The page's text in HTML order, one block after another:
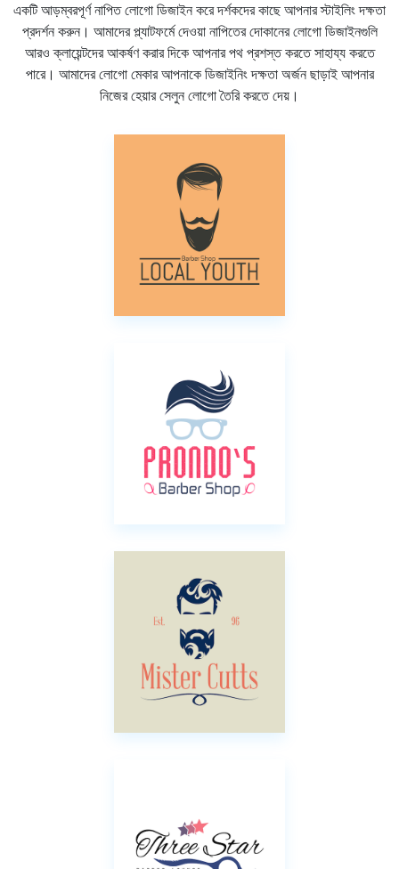
একটি আড়ম্বরপূর্ণ নাপিত লোগো ডিজাইন করে দর্শকদের কাছে আপনার স্টাইলিং দক্ষতা
প্রদর্শন করুন। আমাদের প্ল্যাটফর্মে দেওয়া নাপিতের দোকানের লোগো ডিজাইনগুলি
আরও ক্লায়েন্টদের আকর্ষণ করার দিকে আপনার পথ প্রশস্ত করতে সাহায্য করতে
পারে। আমাদের লোগো মেকার আপনাকে ডিজাইনিং দক্ষতা অর্জন ছাড়াই আপনার
নিজের হেয়ার সেলুন লোগো তৈরি করতে দেয়।